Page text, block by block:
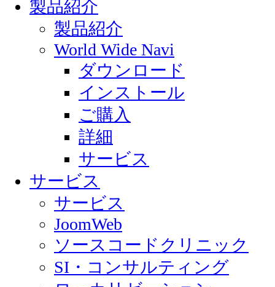
製品紹介
製品紹介
World Wide Navi
ダウンロード
インストール
ご購入
詳細
サービス
サービス
サービス
JoomWeb
ソースコードクリニック
SI・コンサルティング